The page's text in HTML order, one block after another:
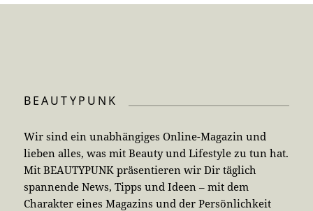
BEAUTYPUNK
Wir sind ein unabhängiges Online-Magazin und
lieben alles, was mit Beauty und Lifestyle zu tun hat.
Mit BEAUTYPUNK präsentieren wir Dir täglich
spannende News, Tipps und Ideen – mit dem
Charakter eines Magazins und der Persönlichkeit